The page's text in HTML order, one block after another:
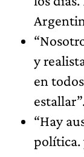
y
en
“Hay
política.